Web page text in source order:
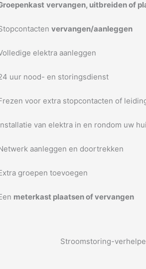
vervangen, uitbreiden of
vervangen/aanleggen
elektra aanleggen
uur nood- en storingsdienst
voor extra stopcontacten of
van elektra in en rondom uw
aanleggen en doortrekken
groepen toevoegen
meterkast plaatsen of vervangen